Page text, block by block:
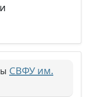
СВФУ им.